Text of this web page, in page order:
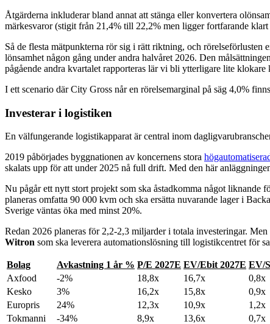
Åtgärderna inkluderar bland annat att stänga eller konvertera
märkesvaror (stigit från 21,4% till 22,2% men ligger fortfarande
Så de flesta mätpunkterna rör sig i rätt riktning, och
lönsamhet någon gång under andra halvåret 2026. Den
pågående andra kvartalet rapporteras lär vi bli ytterligare lite klokare
I ett scenario där City Gross når en rörelsemarginal på säg 4,0%
Investerar i logistiken
En välfungerande logistikapparat är central inom
2019 påbörjades byggnationen av koncernens stora
skalats upp för att under 2025 nå full drift. Med den här
Nu pågår ett nytt stort projekt som ska åstadkomma något liknande
planeras omfatta 90 000 kvm och ska ersätta nuvarande lager i
Sverige väntas öka med minst 20%.
Redan 2026 planeras för 2,2-2,3 miljarder i totala investeringar.
Witron som ska leverera automationslösning till logistikcentret för
Bolag Avkastning 1 år % P/E 2027E EV/Ebit 2027E EV/
Axfood
-2% 18,8x 16,7x 0,8x
Kesko
3% 16,2x 15,8x 0,9x
Europris
24% 12,3x 10,9x 1,2x
Tokmanni
-34% 8,9x 13,6x 0,7x